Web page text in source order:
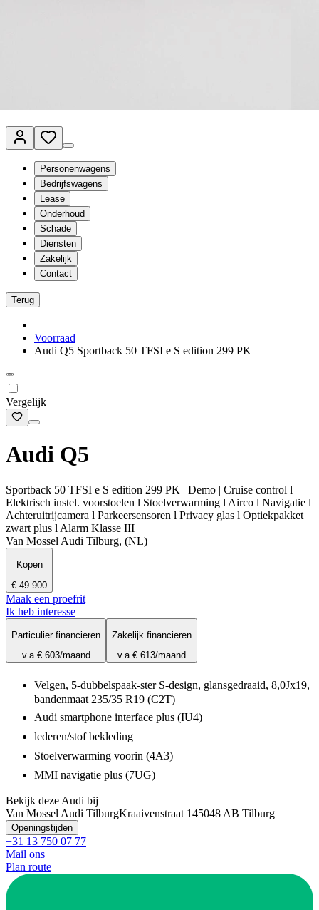
Personenwagens
Bedrijfswagens
Lease
Onderhoud
Schade
Diensten
Zakelijk
Contact
Terug
Voorraad
Audi Q5 Sportback 50 TFSI e S edition 299 PK
Vergelijk
Audi Q5
Sportback 50 TFSI e S edition 299 PK | Demo | Cruise control l
Elektrisch instel. voorstoelen l Stoelverwarming l Airco l Navigatie l
Achteruitrijcamera l Parkeersensoren l Privacy glas l Optiekpakket
zwart plus l Alarm Klasse III
Van Mossel Audi Tilburg, (NL)
Kopen
€ 49.900
Maak een proefrit
Ik heb interesse
Particulier financieren
v.a.€ 603/maand
Zakelijk financieren
v.a.€ 613/maand
Velgen, 5-dubbelspaak-ster S-design, glansgedraaid, 8,0Jx19,
bandenmaat 235/35 R19 (C2T)
Audi smartphone interface plus (IU4)
lederen/stof bekleding
Stoelverwarming voorin (4A3)
MMI navigatie plus (7UG)
Bekijk deze Audi bij
Van Mossel Audi TilburgKraaivenstraat 145048 AB Tilburg
Openingstijden
+31 13 750 07 77
Mail ons
Plan route